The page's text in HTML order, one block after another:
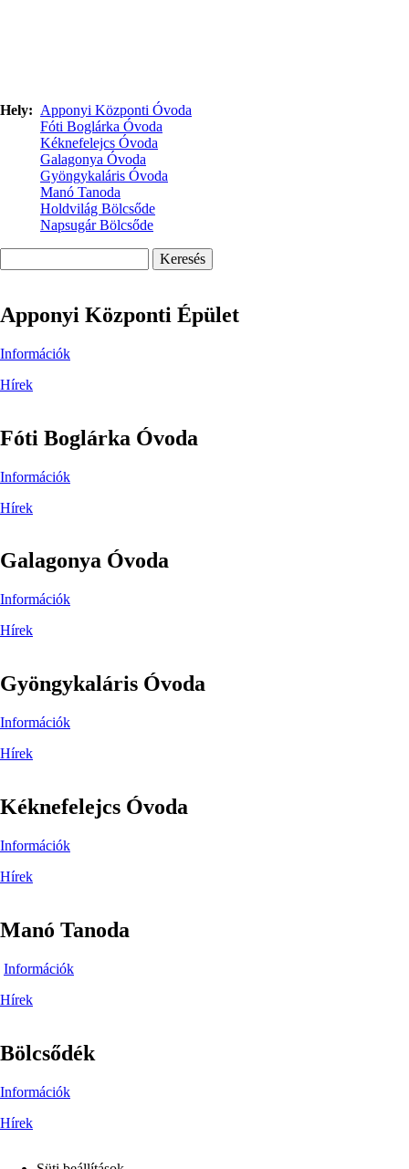
Hely
Apponyi Központi Óvoda
Fóti Boglárka Óvoda
Kéknefelejcs Óvoda
Galagonya Óvoda
Gyöngykaláris Óvoda
Manó Tanoda
Holdvilág Bölcsőde
Napsugár Bölcsőde
Apponyi Központi Épület
Információk
Hírek
Fóti Boglárka Óvoda
Információk
Hírek
Galagonya Óvoda
Információk
Hírek
Gyöngykaláris Óvoda
Információk
Hírek
Kéknefelejcs Óvoda
Információk
Hírek
Manó Tanoda
Információk
Hírek
Bölcsődék
Információk
Hírek